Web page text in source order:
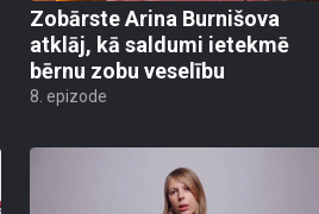
Zobārste Arina Burnišova
atklāj, kā saldumi ietekmē
bērnu zobu veselību
8. epizode